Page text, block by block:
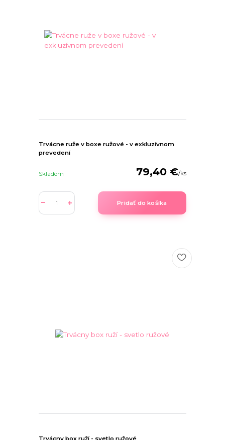
Trvácne ruže v boxe ružové - v exkluzívnom
prevedení
79,40 €/ks
Skladom
Pridať do košíka
Trvácny box ruží - svetlo ružové